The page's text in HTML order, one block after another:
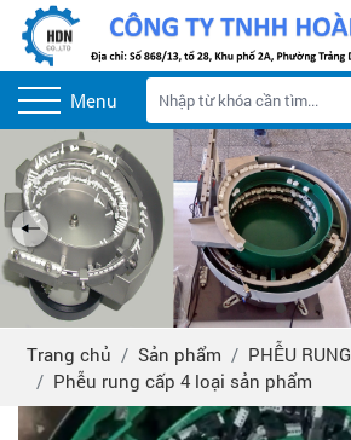
Menu
Trang chủ Sản phẩm
PHỄU RUNG
Phễu rung cấp 4 loại sản phẩm